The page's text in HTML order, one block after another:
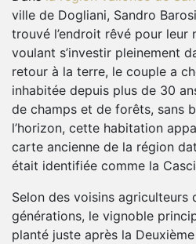
ville de Dogliani, Sandro
trouvé l’endroit rêvé pour leur
voulant s’investir pleinement
retour à la terre, le couple a
inhabitée depuis plus de 30
de champs et de forêts, sans
l’horizon, cette habitation
carte ancienne de la région
était identifiée comme la
Selon des voisins agriculteurs
générations, le vignoble
planté juste après la